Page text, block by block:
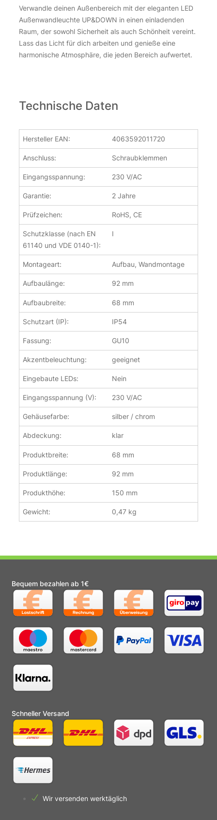
Verwandle deinen Außenbereich mit der eleganten LED
Außenwandleuchte UP&DOWN in einen einladenden
Raum, der sowohl Sicherheit als auch Schönheit vereint.
Lass das Licht für dich arbeiten und genieße eine
harmonische Atmosphäre, die jeden Bereich aufwertet.
Technische Daten
Hersteller EAN: 4063592011720
Anschluss: Schraubklemmen
Eingangsspannung: 230 V/AC
Garantie: 2 Jahre
Prüfzeichen: RoHS, CE
Schutzklasse (nach EN
61140 und VDE 0140-1):
I
Montageart: Aufbau, Wandmontage
Aufbaulänge: 92 mm
Aufbaubreite: 68 mm
Schutzart (IP): IP54
Fassung: GU10
Akzentbeleuchtung: geeignet
Eingebaute LEDs: Nein
Eingangsspannung (V): 230 V/AC
Gehäusefarbe: silber / chrom
Abdeckung: klar
Produktbreite: 68 mm
Produktlänge: 92 mm
Produkthöhe: 150 mm
Gewicht: 0,47 kg
Bequem bezahlen ab 1€
Schneller Versand
Wir versenden werktäglich